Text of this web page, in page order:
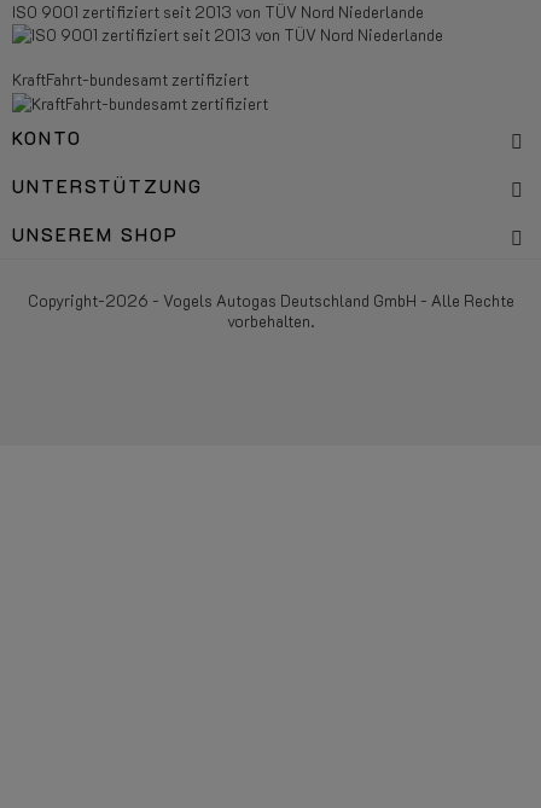
ISO 9001 zertifiziert seit 2013 von TÜV Nord Niederlande
KraftFahrt-bundesamt zertifiziert
KONTO
UNTERSTÜTZUNG
UNSEREM SHOP
Copyright-2026 - Vogels Autogas Deutschland GmbH - Alle Rechte
vorbehalten.